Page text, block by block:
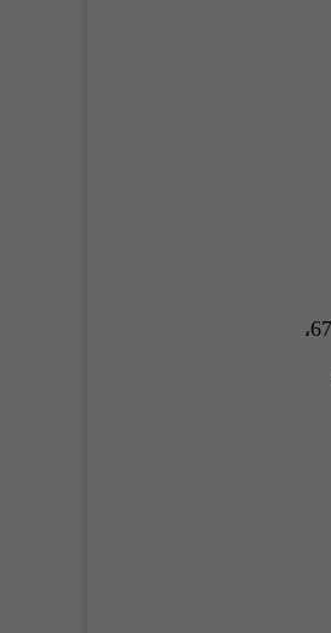
التي كانت الفصل الأخير لنيمار، مشاركته كبديل للاعب غابرييل مارتينلي في الدقيقة 67،